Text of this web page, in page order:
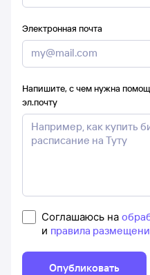
Электронная почта
Напишите, с чем нужна
эл.почту
Соглашаюсь на
и правила
Опубликовать